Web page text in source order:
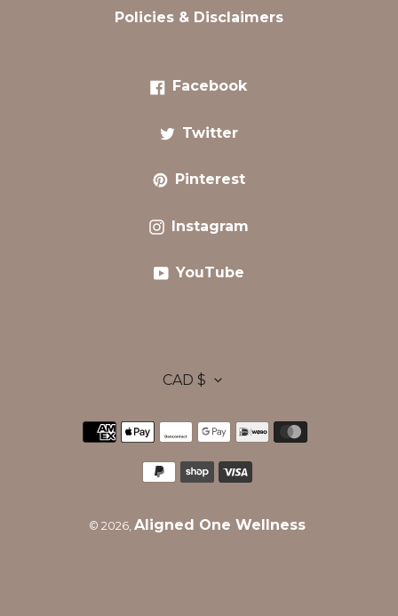
Policies & Disclaimers
Facebook
Twitter
Pinterest
Instagram
YouTube
D
E
CAD $
Moyens
paiement
© 2026, Aligned One Wellness